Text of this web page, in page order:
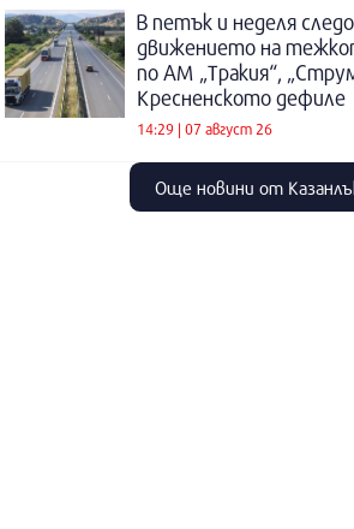
В петък и неделя
движението на
по АМ „Тракия“,
Кресненското дефиле
14:29 | 07 август 26
Още новини от